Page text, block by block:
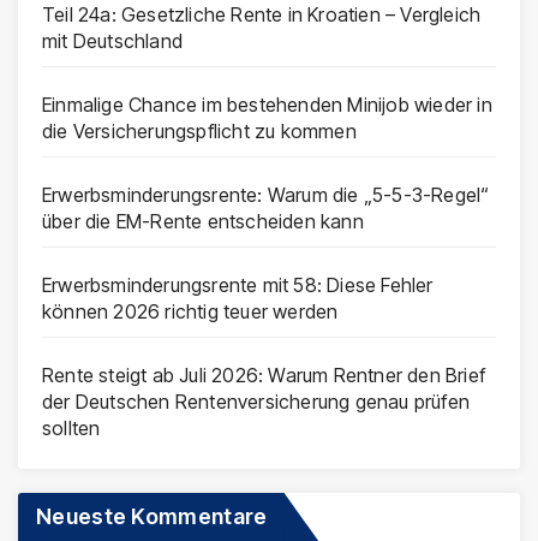
Teil 24a: Gesetzliche Rente in Kroatien – Vergleich
mit Deutschland
Einmalige Chance im bestehenden Minijob wieder in
die Versicherungspflicht zu kommen
Erwerbsminderungsrente: Warum die „5-5-3-Regel“
über die EM-Rente entscheiden kann
Erwerbsminderungsrente mit 58: Diese Fehler
können 2026 richtig teuer werden
Rente steigt ab Juli 2026: Warum Rentner den Brief
der Deutschen Rentenversicherung genau prüfen
sollten
Neueste Kommentare